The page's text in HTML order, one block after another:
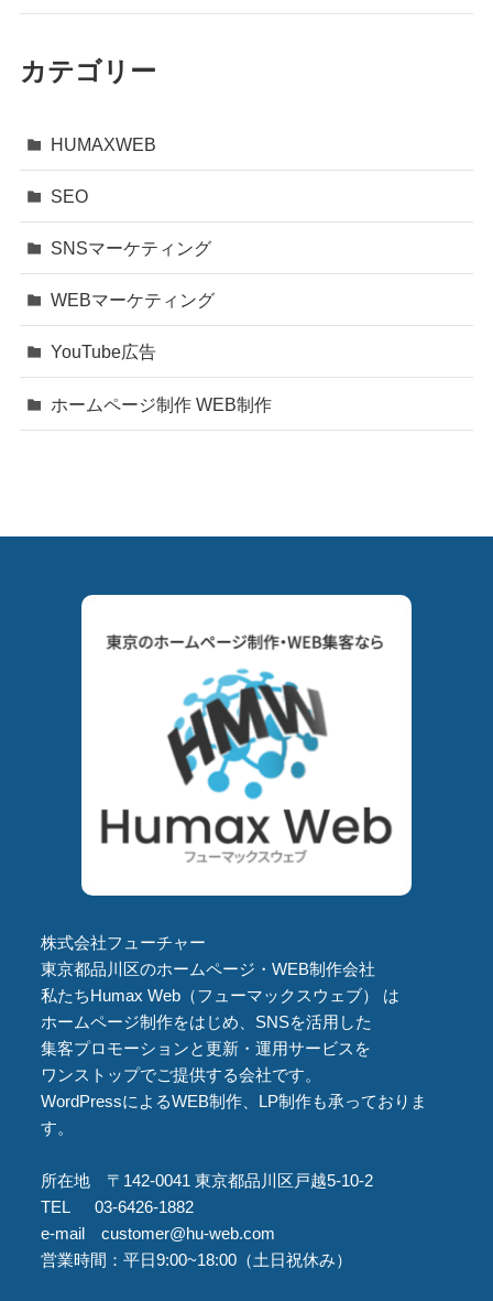
カテゴリー
HUMAXWEB
SEO
SNSマーケティング
WEBマーケティング
YouTube広告
ホームページ制作 WEB制作
株式会社フューチャー
東京都品川区のホームページ・WEB制作会社
私たちHumax Web（フューマックスウェブ） は
ホームページ制作をはじめ、SNSを活用した
集客プロモーションと更新・運用サービスを
ワンストップでご提供する会社です。
WordPressによるWEB制作、LP制作も承っておりま
す。
所在地 〒142-0041 東京都品川区戸越5-10-2
TEL 03-6426-1882
e-mail customer@hu-web.com
営業時間：平日9:00~18:00（土日祝休み）